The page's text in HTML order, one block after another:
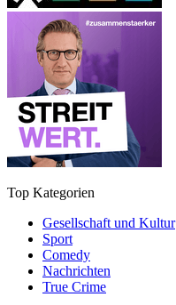
Top Kategorien
Gesellschaft und Kultur
Sport
Comedy
Nachrichten
True Crime